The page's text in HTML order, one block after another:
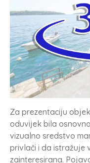
Za prezentaciju
oduvijek bila
vizualno sredstvo
privlači i da istražuje
zainteresirana.